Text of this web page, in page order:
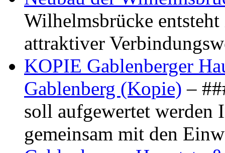
Wilhelmsbrücke
attraktiver
KOPIE Gablenberger
Gablenberg (Kopie) –
soll aufgewertet werden
gemeinsam mit den